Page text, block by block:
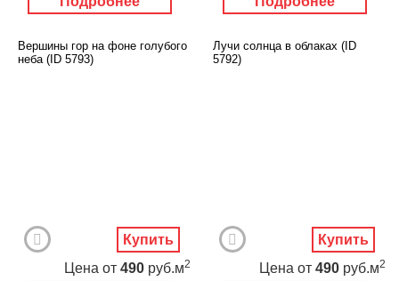
Вершины гор на фоне голубого
неба (ID 5793)
Цена от 490 руб.м2
Купить
Лучи солнца в облаках (ID
5792)
Цена от 490 руб.м2
Купить